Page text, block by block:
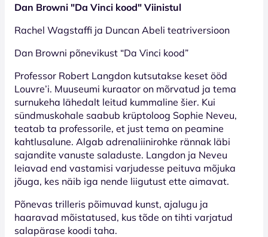
Dan Browni "Da Vinci kood" Viinistul
Rachel Wagstaffi ja Duncan Abeli teatriversioon
Dan Browni põnevikust “Da Vinci kood”
Professor Robert Langdon kutsutakse keset ööd
Louvre’i. Muuseumi kuraator on mõrvatud ja tema
surnukeha lähedalt leitud kummaline šier. Kui
sündmuskohale saabub krüptoloog Sophie Neveu,
teatab ta professorile, et just tema on peamine
kahtlusalune. Algab adrenaliinirohke rännak läbi
sajandite vanuste saladuste. Langdon ja Neveu
leiavad end vastamisi varjudesse peituva mõjuka
jõuga, kes näib iga nende liigutust ette aimavat.
Põnevas trilleris põimuvad kunst, ajalugu ja
haaravad mõistatused, kus tõde on tihti varjatud
salapärase koodi taha.